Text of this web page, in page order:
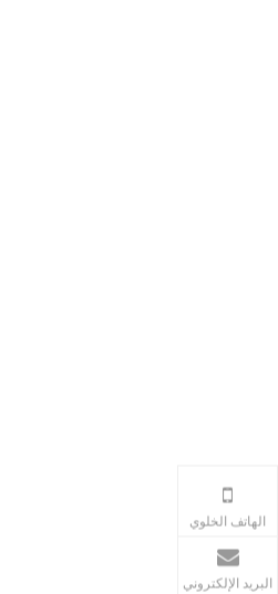
الهاتف الخلوي
البريد الإلكتروني